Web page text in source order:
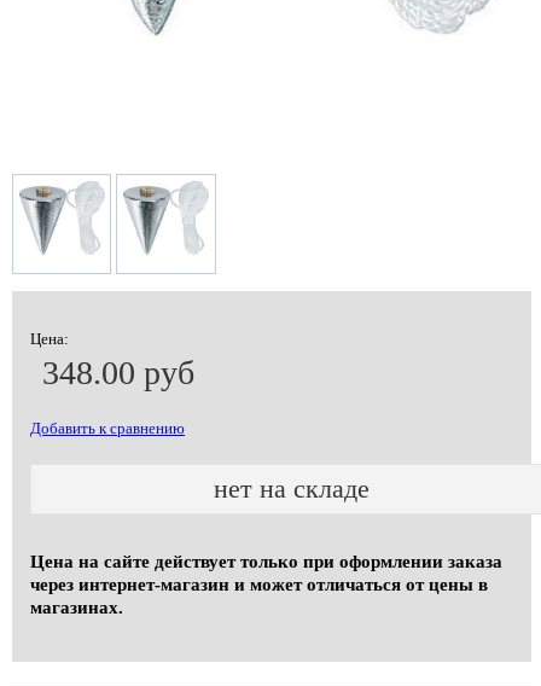
Цена:
348.00 руб
Добавить к сравнению
нет на складе
Цена на сайте действует только при оформлении заказа
через интернет-магазин и может отличаться от цены в
магазинах.